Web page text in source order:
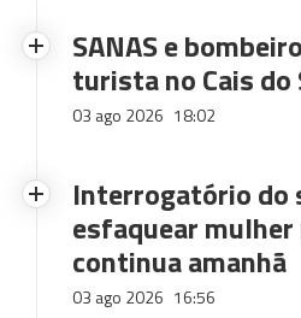
SANAS e
turista no Cais do
03 ago 2026 18:02
Interrogatório do
esfaquear mulher
continua amanhã
03 ago 2026 16:56